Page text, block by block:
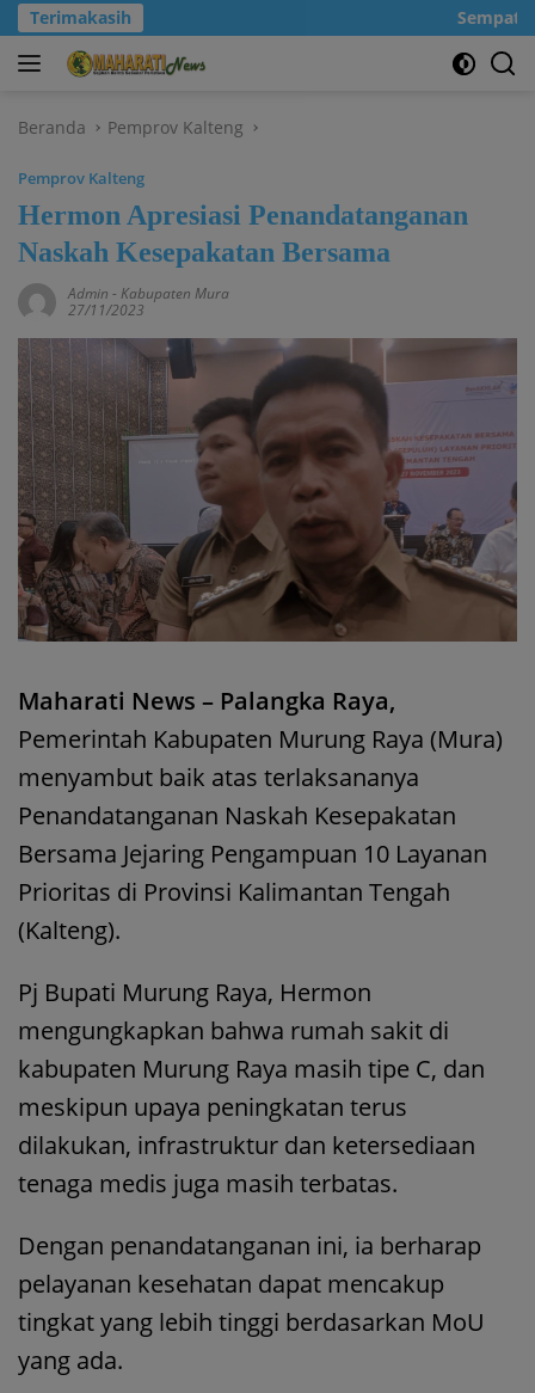
Langsung
ke
konten
Terimakasih
Beranda Pemprov Kalteng
Pemprov Kalteng
Hermon Apresiasi Penandatanganan
Naskah Kesepakatan Bersama
Admin - Kabupaten Mura
27/11/2023
Maharati News – Palangka Raya,
Pemerintah Kabupaten Murung Raya (Mura)
menyambut baik atas terlaksananya
Penandatanganan Naskah Kesepakatan
Bersama Jejaring Pengampuan 10 Layanan
Prioritas di Provinsi Kalimantan Tengah
(Kalteng).
Pj Bupati Murung Raya, Hermon
mengungkapkan bahwa rumah sakit di
kabupaten Murung Raya masih tipe C, dan
meskipun upaya peningkatan terus
dilakukan, infrastruktur dan ketersediaan
tenaga medis juga masih terbatas.
Dengan penandatanganan ini, ia berharap
pelayanan kesehatan dapat mencakup
tingkat yang lebih tinggi berdasarkan MoU
yang ada.